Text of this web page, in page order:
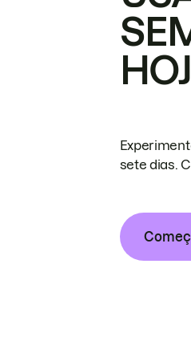
sete dias.